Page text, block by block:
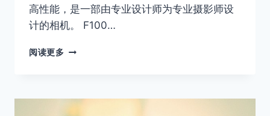
高性能，是一部由专业设计师为专业摄影师设
计的相机。 F100…
阅读更多 NIKON